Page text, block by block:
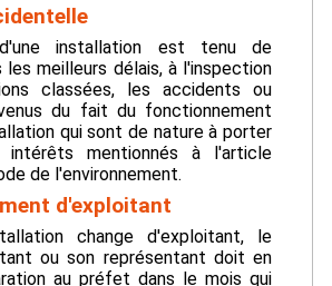
installation est tenu de
les meilleurs délais, à l'inspection
classées, les accidents ou
du fait du fonctionnement
qui sont de nature à porter
mentionnés à l'article
de l'environnement.
d'exploitant
change d'exploitant, le
ou son représentant doit en
au préfet dans le mois qui